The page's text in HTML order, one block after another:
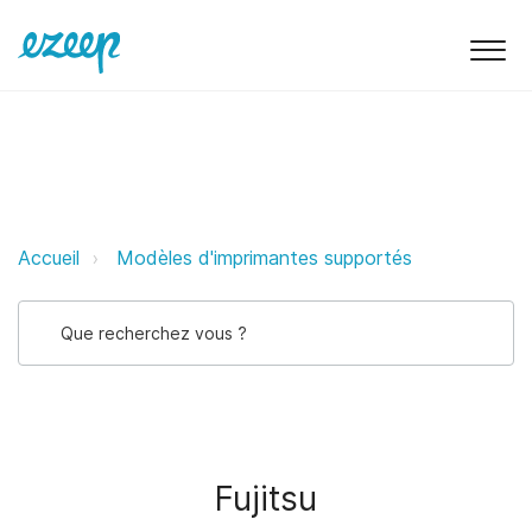
Fujitsu ezeep Support Support
Accueil Modèles d'imprimantes supportés
Fujitsu